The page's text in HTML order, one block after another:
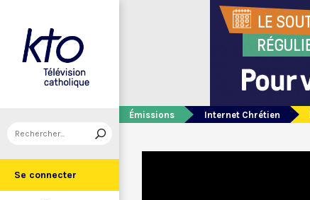
Se connecter
Émissions Internet Chrétien